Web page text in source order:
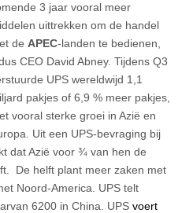
3 jaar vooral meer
uittrekken om de handel
de APEC-landen te bedienen,
CEO David Abney. Tijdens Q3
UPS wereldwijd 1,1
pakjes of 6,9 % meer pakjes,
vooral sterke groei in Azië en
Uit een UPS-bevraging bij
dat Azië voor ¾ van hen de
De helft plant meer zaken met
Noord-America. UPS telt
6200 in China. UPS voert